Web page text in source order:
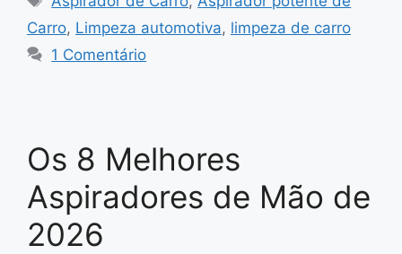
Carro, Limpeza automotiva, limpeza de carro
1 Comentário
Os 8 Melhores
Aspiradores de Mão de
2026